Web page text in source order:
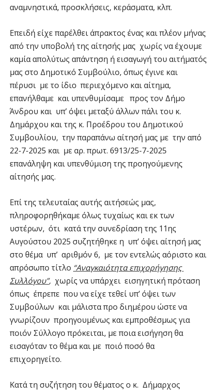
αναμνηστικά, προσκλήσεις, κεράσματα, κλπ.
Επειδή είχε παρέλθει άπρακτος ένας και πλέον μήνας
από την υποβολή της αίτησής μας χωρίς να έχουμε
καμία απολύτως απάντηση ή εισαγωγή του αιτήματός
μας στο Δημοτικό Συμβούλιο, όπως έγινε και
πέρυσι με το ίδιο περιεχόμενο και αίτημα,
επανήλθαμε και υπενθυμίσαμε προς τον Δήμο
Άνδρου και υπ’ όψει μεταξύ άλλων πάλι του κ.
Δημάρχου και της κ. Προέδρου του Δημοτικού
Συμβουλίου, την παραπάνω αίτησή μας με την από
22-7-2025 και με αρ. πρωτ. 6913/25-7-2025
επανάληψη και υπενθύμιση της προηγούμενης
αίτησής μας.
Επί της τελευταίας αυτής αιτήσεώς μας,
πληροφορηθήκαμε όλως τυχαίως και εκ των
υστέρων, ότι κατά την συνεδρίαση της 11ης
Αυγούστου 2025 συζητήθηκε η υπ’ όψει αίτησή μας
στο θέμα υπ’ αριθμόν 6, με τον εντελώς αόριστο και
απρόσωπο τίτλο “Αναγκαιότητα επιχορήγησης
Συλλόγου”, χωρίς να υπάρχει εισηγητική πρόταση
όπως έπρεπε που να είχε τεθεί υπ’ όψει των
Συμβούλων και μάλιστα προ διημέρου ώστε να
γνωρίζουν προηγουμένως και εμπροθέσμως για
ποιόν Σύλλογο πρόκειται, με ποια εισήγηση θα
εισαγόταν το θέμα και με ποιό ποσό θα
επιχορηγείτο.
Κατά τη συζήτηση του θέματος ο κ. Δήμαρχος